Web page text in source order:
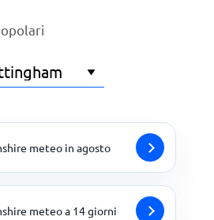
meteo in agosto
meteo a 14 giorni